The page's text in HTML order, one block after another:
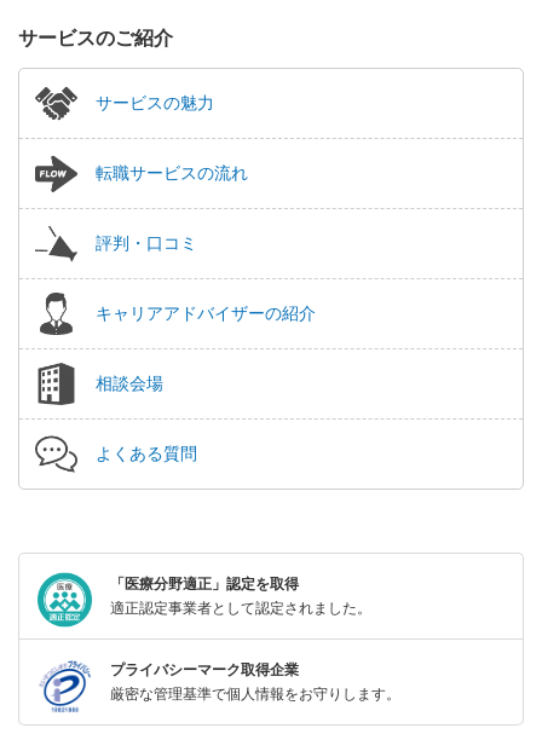
サービスのご紹介
サービスの魅力
転職サービスの流れ
評判・口コミ
キャリアアドバイザーの紹介
相談会場
よくある質問
「医療分野適正」認定を取得
適正認定事業者として認定されました。
プライバシーマーク取得企業
厳密な管理基準で個人情報をお守りします。